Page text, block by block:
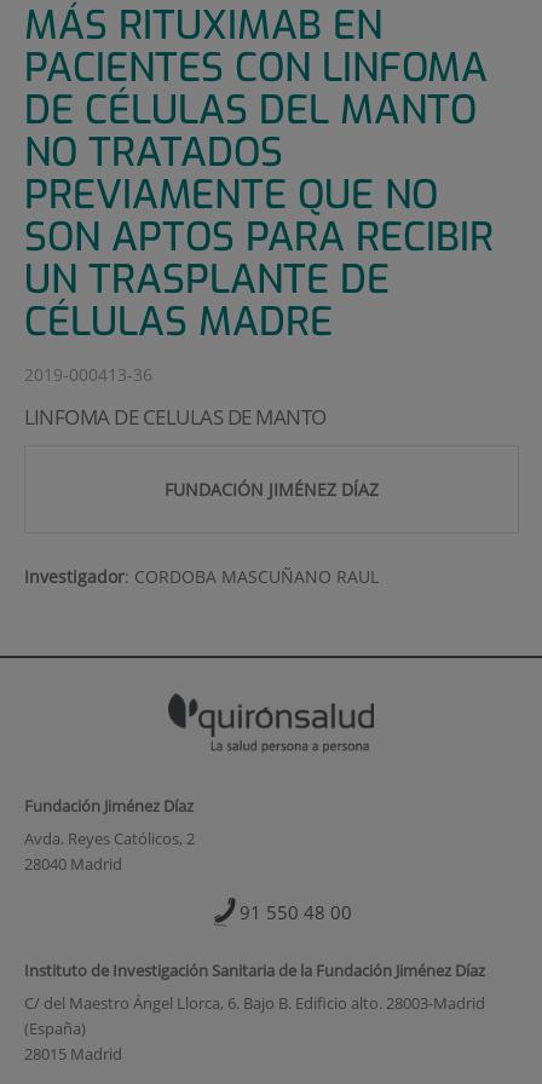
MÁS RITUXIMAB EN
PACIENTES CON LINFOMA
DE CÉLULAS DEL MANTO
NO TRATADOS
PREVIAMENTE QUE NO
SON APTOS PARA RECIBIR
UN TRASPLANTE DE
CÉLULAS MADRE
2019-000413-36
LINFOMA DE CELULAS DE MANTO
FUNDACIÓN JIMÉNEZ DÍAZ
Investigador: CORDOBA MASCUÑANO RAUL
Fundación Jiménez Díaz
Avda. Reyes Católicos, 2
28040 Madrid
91 550 48 00
Instituto de Investigación Sanitaria de la Fundación Jiménez Díaz
C/ del Maestro Ángel Llorca, 6. Bajo B. Edificio alto. 28003-Madrid
(España)
28015 Madrid